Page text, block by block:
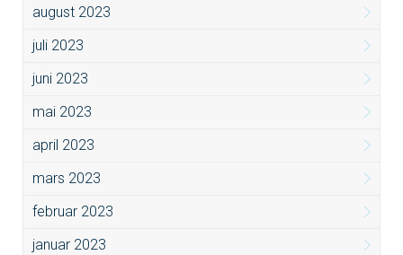
august 2023
juli 2023
juni 2023
mai 2023
april 2023
mars 2023
februar 2023
januar 2023